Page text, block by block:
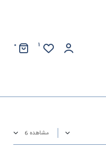
1
0
مشاهده